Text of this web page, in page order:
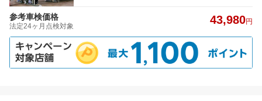
参考車検価格
法定24ヶ月点検対象 43,980円